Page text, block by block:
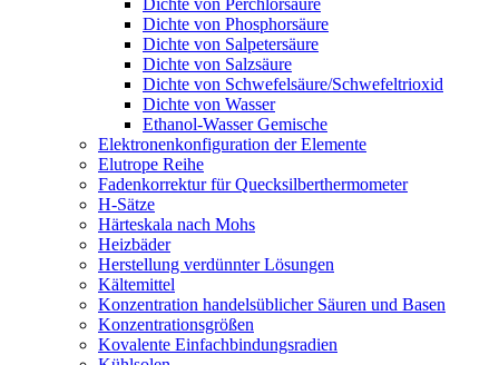
Dichte von Perchlorsäure
Dichte von Phosphorsäure
Dichte von Salpetersäure
Dichte von Salzsäure
Dichte von Schwefelsäure/Schwefeltrioxid
Dichte von Wasser
Ethanol-Wasser Gemische
Elektronenkonfiguration der Elemente
Elutrope Reihe
Fadenkorrektur für Quecksilberthermometer
H-Sätze
Härteskala nach Mohs
Heizbäder
Herstellung verdünnter Lösungen
Kältemittel
Konzentration handelsüblicher Säuren und Basen
Konzentrationsgrößen
Kovalente Einfachbindungsradien